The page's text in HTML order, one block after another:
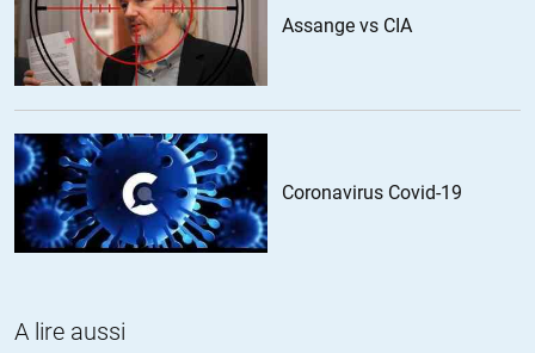
est bien présent au Donbas et les pertes en hommes sont bien réelle
plus de 20000 victimes des deux côté. Vous les français vous
pensez qu’à votre cu et la présence des troupes américaine et une
+3 ALERTER
Russie, insiste-t-elle » : On n’y croit pas, évidemment, une seule
Assange vs CIA
Coronavirus Covid-19
A lire aussi